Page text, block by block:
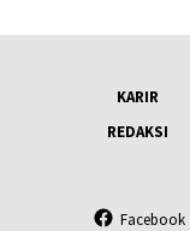
KARIR
REDAKSI
Facebook